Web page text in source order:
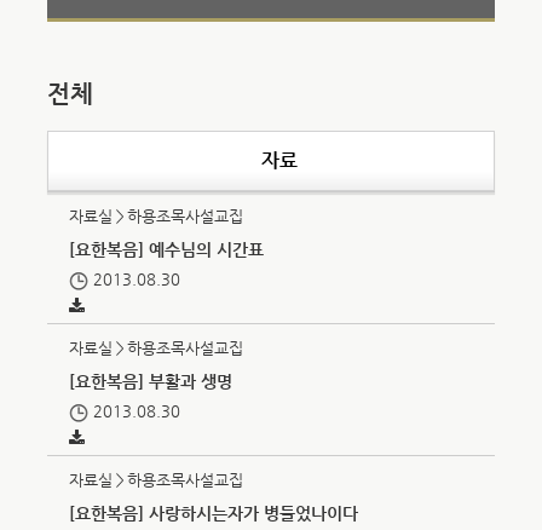
전체
자료
자료실＞하용조목사설교집
[요한복음] 예수님의 시간표
2013.08.30
자료실＞하용조목사설교집
[요한복음] 부활과 생명
2013.08.30
자료실＞하용조목사설교집
[요한복음] 사랑하시는자가 병들었나이다